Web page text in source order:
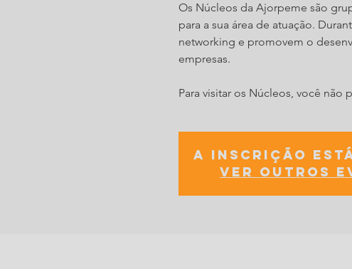
Os Núcleos da Ajorpeme são
para a sua área de atuação.
networking e promovem o
empresas.
Para visitar os Núcleos, você não
A inscrição
Ver outros